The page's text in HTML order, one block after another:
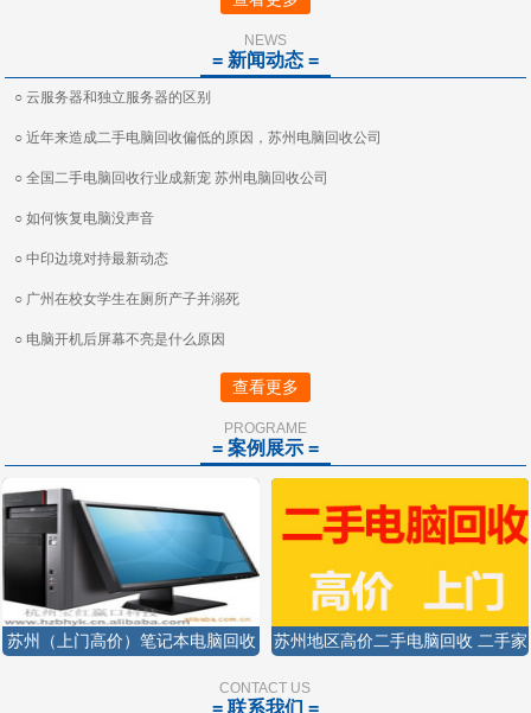
NEWS
= 新闻动态 =
○ 云服务器和独立服务器的区别
○ 近年来造成二手电脑回收偏低的原因，苏州电脑回收公司
○ 全国二手电脑回收行业成新宠 苏州电脑回收公司
○ 如何恢复电脑没声音
○ 中印边境对持最新动态
○ 广州在校女学生在厕所产子并溺死
○ 电脑开机后屏幕不亮是什么原因
查看更多
PROGRAME
= 案例展示 =
苏州（上门高价）笔记本电脑回收
苏州地区高价二手电脑回收 二手家
CONTACT US
= 联系我们 =